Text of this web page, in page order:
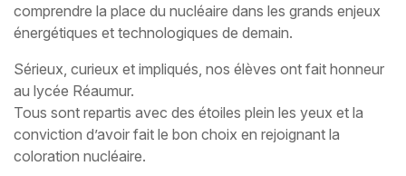
comprendre la place du nucléaire dans les grands enjeux
énergétiques et technologiques de demain.
Sérieux, curieux et impliqués, nos élèves ont fait honneur
au lycée Réaumur.
Tous sont repartis avec des étoiles plein les yeux et la
conviction d’avoir fait le bon choix en rejoignant la
coloration nucléaire.